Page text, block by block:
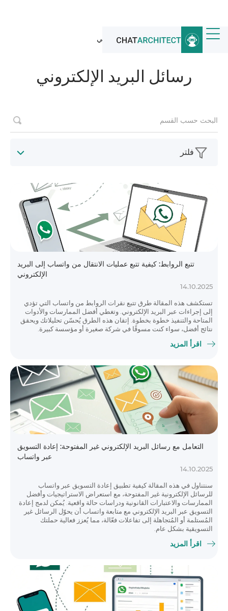
الرئيسية / أخبار / رسائل البريد الإلكتروني
رسائل البريد الإلكتروني
تتبع الروابط: كيفية تتبع عمليات الانتقال من واتساب إلى البريد
الإلكتروني
14.10.2025
تستكشف هذه المقالة طرق تتبع نقرات الروابط من واتساب التي تؤدي
إلى إجراءات عبر البريد الإلكتروني. وتغطي أفضل الممارسات والأدوات
المتاحة والتنفيذ خطوة بخطوة. إتقان هذه الطرق يُحسّن تحليلاتك ويحقق
نتائج أفضل، سواء كنت مسوقًا في شركة صغيرة أو مؤسسة كبيرة.
اقرأ المزيد
التعامل مع رسائل البريد الإلكتروني غير المفتوحة: إعادة التسويق
عبر واتساب
14.10.2025
سنتناول في هذه المقالة كيفية تطبيق إعادة التسويق عبر واتساب
للرسائل الإلكترونية غير المفتوحة، مع استعراض الاستراتيجيات وأفضل
الممارسات والاعتبارات القانونية ودراسات حالة واقعية. يُمكن لدمج إعادة
التسويق عبر البريد الإلكتروني مع متابعة واتساب أن يحوّل الرسائل غير
المُستلمة أو المُتجاهلة إلى تفاعلات فعّالة، مما يُعزز فعالية حملتك
التسويقية بشكل عام.
اقرأ المزيد
فلتر